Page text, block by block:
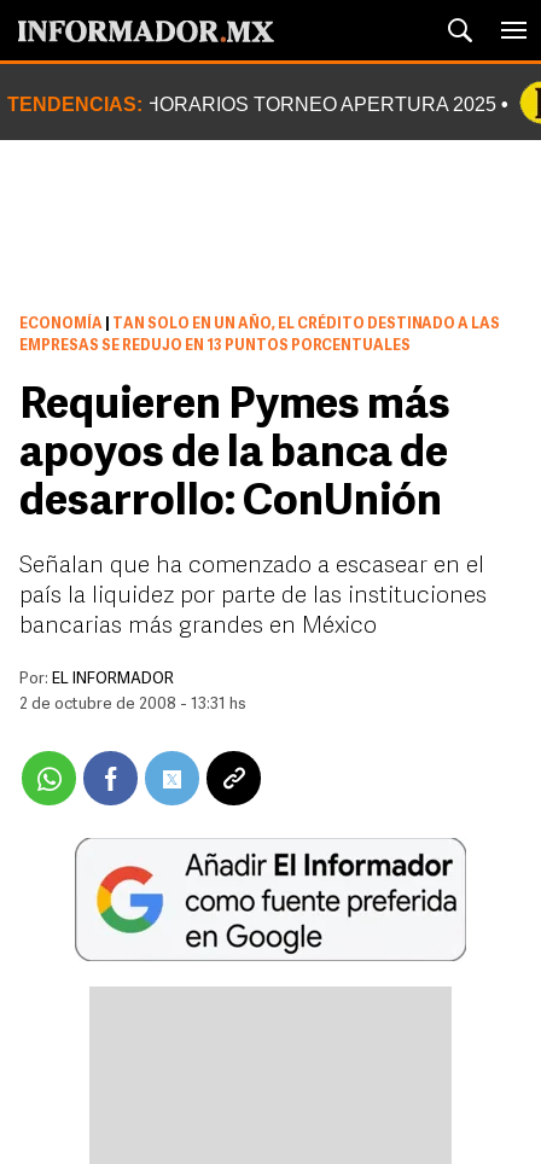
TENDENCIAS: HORARIOS TORNEO APERTURA 2025
ECONOMÍA
TAN SOLO EN UN AÑO, EL CRÉDITO DESTINADO A LAS
EMPRESAS SE REDUJO EN 13 PUNTOS PORCENTUALES
Requieren Pymes más
apoyos de la banca de
desarrollo: ConUnión
Señalan que ha comenzado a escasear en el
país la liquidez por parte de las instituciones
bancarias más grandes en México
Por: EL INFORMADOR
2 de octubre de 2008 - 13:31 hs